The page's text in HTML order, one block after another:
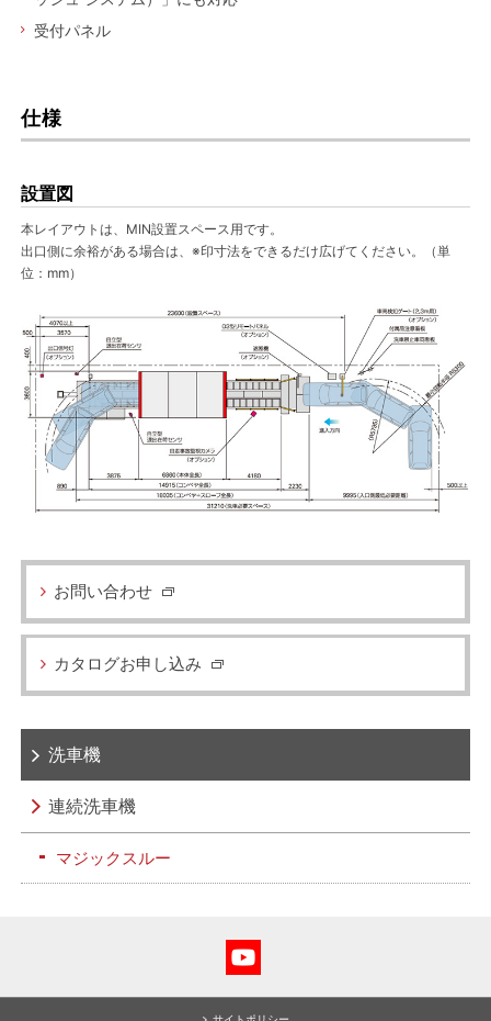
受付パネル
仕様
設置図
本レイアウトは、MIN設置スペース用です。
出口側に余裕がある場合は、※印寸法をできるだけ広げてください。（単
位：mm）
お問い合わせ
カタログお申し込み
洗車機
連続洗車機
マジックスルー